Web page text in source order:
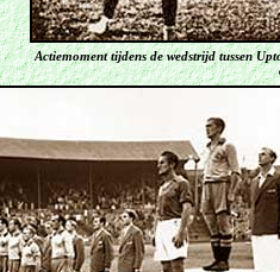
Actiemoment tijdens de wedstrijd tussen